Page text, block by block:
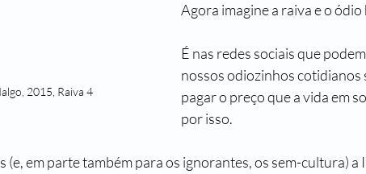
2015, Raiva 4
Agora imagine a raiva e o ódio
É nas redes sociais que
nossos odiozinhos cotidianos
pagar o preço que a vida em
por isso.
(e, em parte também para os ignorantes, os sem-cultura) a